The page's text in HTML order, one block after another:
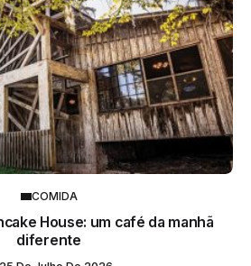
COMIDA
House: um café da manhã
diferente